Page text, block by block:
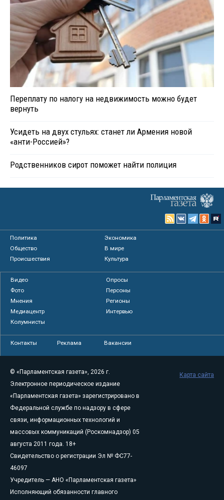
Переплату по налогу на недвижимость можно будет
вернуть
Усидеть на двух стульях: станет ли Армения новой
«анти-Россией»?
Родственников сирот поможет найти полиция
Политика
Экономика
Общество
В мире
Происшествия
Культура
Видео
Опросы
Фото
Персоны
Мнения
Регионы
Медиацентр
Интервью
Колумнисты
Контакты Реклама Вакансии
© «Парламентская газета», 2026 г.
Электронное периодическое издание
«Парламентская газета» зарегистрировано в
Федеральной службе по надзору в сфере
связи, информационных технологий и
массовых коммуникаций (Роскомнадзор) 05
августа 2011 года. 18+
Свидетельство о регистрации Эл № ФС77-
46097
Учредитель — АНО «Парламентская газета»
Исполняющий обязанности главного
Карта сайта